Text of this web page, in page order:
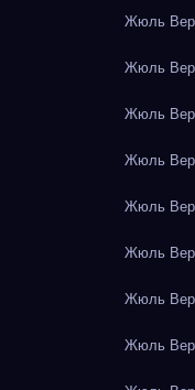
Жюль
Жюль
Жюль
Жюль
Жюль
Жюль
Жюль
Жюль